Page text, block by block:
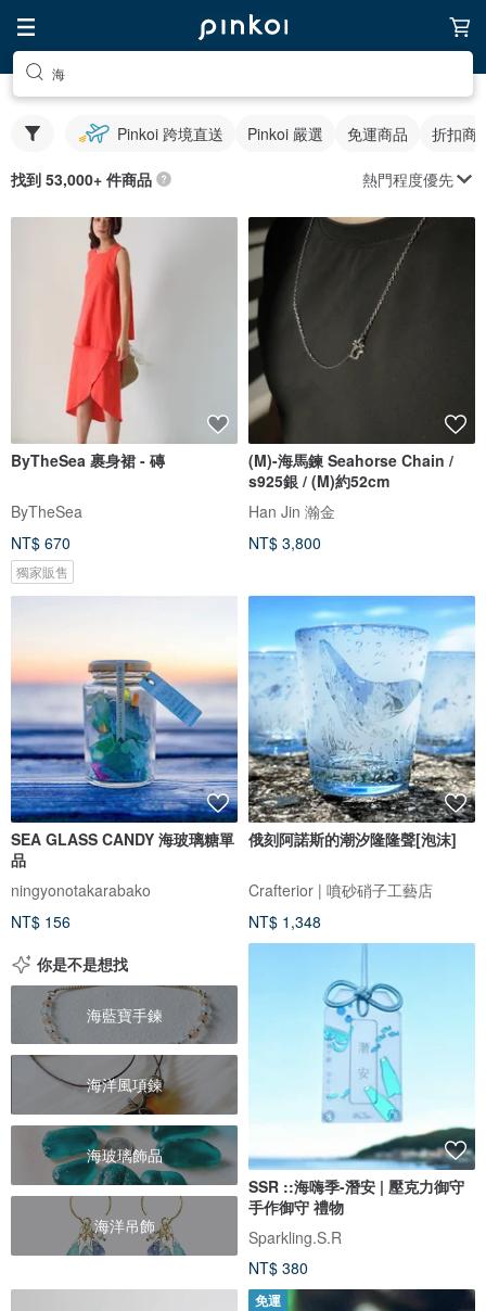
海
Pinkoi 跨境直送 Pinkoi 嚴選 免運商品 折扣商
找到 53,000+ 件商品 熱門程度優先
ByTheSea 裹身裙 - 磚
ByTheSea
NT$ 670
獨家販售
(M)-海馬鍊 Seahorse Chain /
s925銀 / (M)約52cm
Han Jin 瀚金
NT$ 3,800
SEA GLASS CANDY 海玻璃糖單
品
ningyonotakarabako
NT$ 156
俄刻阿諾斯的潮汐隆隆聲[泡沫]
Crafterior | 噴砂硝子工藝店
NT$ 1,348
你是不是想找
海藍寶手鍊
海洋風項鍊
海玻璃飾品
海洋吊飾
SSR ::海嗨季-潛安 | 壓克力御守
手作御守 禮物
Sparkling.S.R
NT$ 380
免運